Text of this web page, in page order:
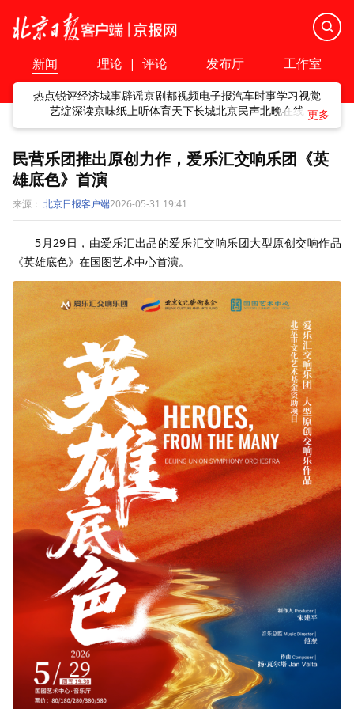
新闻 理论 | 评论 发布厅 工作室
热点锐评经济城事辟谣京剧都视频电子报汽车时事学习视觉
艺绽深读京味纸上听体育天下长城北京民声北晚在线
民营乐团推出原创力作，爱乐汇交响乐团《英
雄底色》首演
来源： 北京日报客户端2026-05-31 19:41
5月29日，由爱乐汇出品的爱乐汇交响乐团大型原创交响作品
《英雄底色》在国图艺术中心首演。